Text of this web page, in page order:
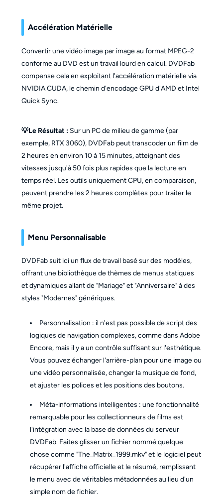
Accélération Matérielle
Convertir une vidéo image par image au format MPEG-2
conforme au DVD est un travail lourd en calcul. DVDFab
compense cela en exploitant l'accélération matérielle via
NVIDIA CUDA, le chemin d'encodage GPU d'AMD et Intel
Quick Sync.
💡Le Résultat :Sur un PC de milieu de gamme (par
exemple, RTX 3060), DVDFab peut transcoder un film de
2 heures en environ 10 à 15 minutes, atteignant des
vitesses jusqu'à 50 fois plus rapides que la lecture en
temps réel. Les outils uniquement CPU, en comparaison,
peuvent prendre les 2 heures complètes pour traiter le
même projet.
Menu Personnalisable
DVDFab suit ici un flux de travail basé sur des modèles,
offrant une bibliothèque de thèmes de menus statiques
et dynamiques allant de "Mariage" et "Anniversaire" à des
styles "Modernes" génériques.
Personnalisation : il n'est pas possible de script des
logiques de navigation complexes, comme dans Adobe
Encore, mais il y a un contrôle suffisant sur l'esthétique.
Vous pouvez échanger l'arrière-plan pour une image ou
une vidéo personnalisée, changer la musique de fond,
et ajuster les polices et les positions des boutons.
Méta-informations intelligentes : une fonctionnalité
remarquable pour les collectionneurs de films est
l'intégration avec la base de données du serveur
DVDFab. Faites glisser un fichier nommé quelque
chose comme "The_Matrix_1999.mkv" et le logiciel peut
récupérer l'affiche officielle et le résumé, remplissant
le menu avec de véritables métadonnées au lieu d'un
simple nom de fichier.